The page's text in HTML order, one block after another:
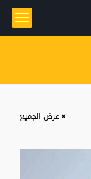
عرض الجميع